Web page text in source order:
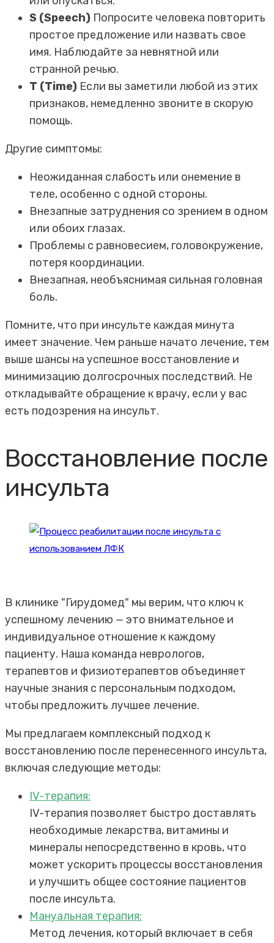
S (Speech) Попросите человека повторить
простое предложение или назвать свое
имя. Наблюдайте за невнятной или
странной речью.
T (Time) Если вы заметили любой из этих
признаков, немедленно звоните в скорую
помощь.
Другие симптомы:
Неожиданная слабость или онемение в
теле, особенно с одной стороны.
Внезапные затруднения со зрением в одном
или обоих глазах.
Проблемы с равновесием, головокружение,
потеря координации.
Внезапная, необъяснимая сильная головная
боль.
Помните, что при инсульте каждая минута
имеет значение. Чем раньше начато лечение, тем
выше шансы на успешное восстановление и
минимизацию долгосрочных последствий. Не
откладывайте обращение к врачу, если у вас
есть подозрения на инсульт.
Восстановление после
инсульта
В клинике "Гирудомед" мы верим, что ключ к
успешному лечению — это внимательное и
индивидуальное отношение к каждому
пациенту. Наша команда неврологов,
терапевтов и физиотерапевтов объединяет
научные знания с персональным подходом,
чтобы предложить лучшее лечение.
Мы предлагаем комплексный подход к
восстановлению после перенесенного инсульта,
включая следующие методы:
IV-терапия:
IV-терапия позволяет быстро доставлять
необходимые лекарства, витамины и
минералы непосредственно в кровь, что
может ускорить процессы восстановления
и улучшить общее состояние пациентов
после инсульта.
Мануальная терапия:
Метод лечения, который включает в себя